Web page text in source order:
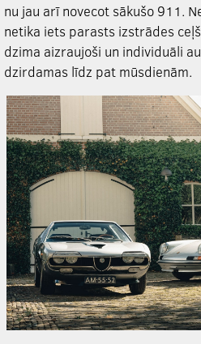
nu jau arī novecot sākušo 911.
netika iets parasts izstrādes
dzima aizraujoši un individuāli
dzirdamas līdz pat mūsdienām.